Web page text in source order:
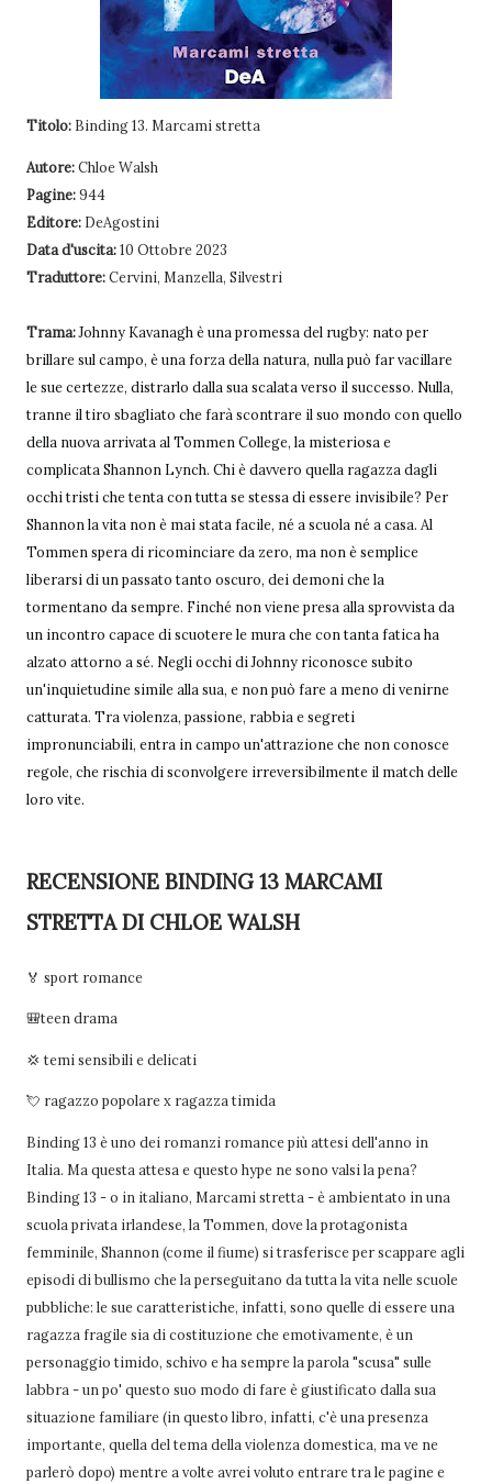
Titolo: Binding 13. Marcami stretta
Autore:Chloe Walsh
Pagine:944
Editore: DeAgostini
Data d'uscita:10 Ottobre 2023
Traduttore:Cervini, Manzella, Silvestri
Trama:Johnny Kavanagh è una promessa del rugby: nato per
brillare sul campo, è una forza della natura, nulla può far vacillare
le sue certezze, distrarlo dalla sua scalata verso il successo. Nulla,
tranne il tiro sbagliato che farà scontrare il suo mondo con quello
della nuova arrivata al Tommen College, la misteriosa e
complicata Shannon Lynch. Chi è davvero quella ragazza dagli
occhi tristi che tenta con tutta se stessa di essere invisibile? Per
Shannon la vita non è mai stata facile, né a scuola né a casa. Al
Tommen spera di ricominciare da zero, ma non è semplice
liberarsi di un passato tanto oscuro, dei demoni che la
tormentano da sempre. Finché non viene presa alla sprovvista da
un incontro capace di scuotere le mura che con tanta fatica ha
alzato attorno a sé. Negli occhi di Johnny riconosce subito
un'inquietudine simile alla sua, e non può fare a meno di venirne
catturata. Tra violenza, passione, rabbia e segreti
impronunciabili, entra in campo un'attrazione che non conosce
regole, che rischia di sconvolgere irreversibilmente il match delle
loro vite.
RECENSIONE BINDING 13 MARCAMI
STRETTA DI CHLOE WALSH
🏅 sport romance
🎒teen drama
💢 temi sensibili e delicati
💘 ragazzo popolare x ragazza timida
Binding 13 è uno dei romanzi romance più attesi dell'anno in
Italia. Ma questa attesa e questo hype ne sono valsi la pena?
Binding 13 - o in italiano, Marcami stretta - è ambientato in una
scuola privata irlandese, la Tommen, dove la protagonista
femminile, Shannon (come il fiume) si trasferisce per scappare agli
episodi di bullismo che la perseguitano da tutta la vita nelle scuole
pubbliche: le sue caratteristiche, infatti, sono quelle di essere una
ragazza fragile sia di costituzione che emotivamente, è un
personaggio timido, schivo e ha sempre la parola "scusa" sulle
labbra - un po' questo suo modo di fare è giustificato dalla sua
situazione familiare (in questo libro, infatti, c'è una presenza
importante, quella del tema della violenza domestica, ma ve ne
parlerò dopo) mentre a volte avrei voluto entrare tra le pagine e